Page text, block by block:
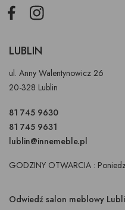
FacebookInstagram
LUBLIN
ul. Anny Walentynowicz 26
20-328 Lublin
81 745 9630
81 745 9631
lublin@innemeble.pl
GODZINY OTWARCIA :
Odwiedź salon meblowy